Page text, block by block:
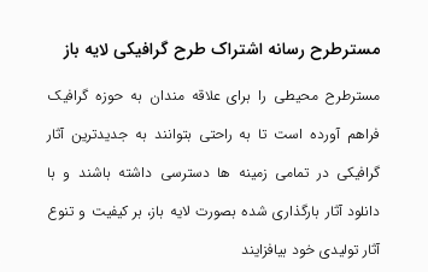
مسترطرح رسانه اشتراک طرح گرافیکی لایه باز
مسترطرح محیطی را برای علاقه مندان به حوزه گرافیک
فراهم آورده است تا به راحتی بتوانند به جدیدترین آثار
گرافیکی در تمامی زمینه ها دسترسی داشته باشند و با
دانلود آثار بارگذاری شده بصورت لایه باز، بر کیفیت و تنوع
آثار تولیدی خود بیافزایند